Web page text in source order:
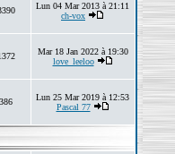
Lun 04 Mar 2013 à 21:11
ch-vox
Mar 18 Jan 2022 à 19:30
love_leeloo
386
Lun 25 Mar 2019 à 12:53
Pascal 77